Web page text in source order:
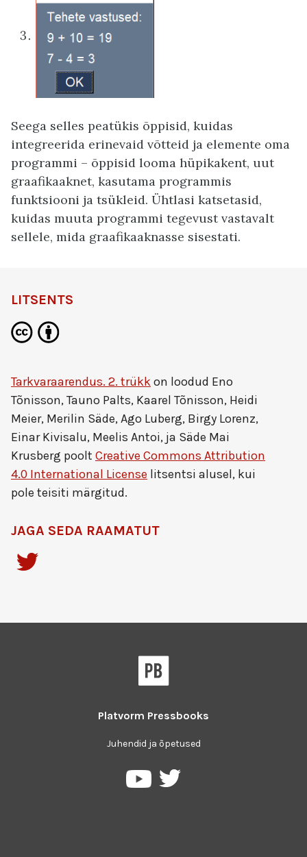
Seega selles peatükis õppisid, kuidas
integreerida erinevaid võtteid ja elemente oma
programmi – õppisid looma hüpikakent, uut
graafikaaknet, kasutama programmis
funktsiooni ja tsükleid. Ühtlasi katsetasid,
kuidas muuta programmi tegevust vastavalt
sellele, mida graafikaaknasse sisestati.
LITSENTS
Tarkvaraarendus. 2. trükkon loodud Eno
Tõnisson, Tauno Palts, Kaarel Tõnisson, Heidi
Meier, Merilin Säde, Ago Luberg, Birgy Lorenz,
Einar Kivisalu, Meelis Antoi, ja Säde Mai
Krusberg poolt Creative Commons Attribution
4.0 International License litsentsi alusel, kui
pole teisiti märgitud.
JAGA SEDA RAAMATUT
Platvorm Pressbooks
Juhendid ja õpetused
PressbooksPressbooks